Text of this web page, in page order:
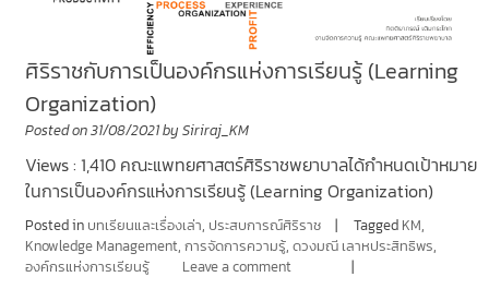
ศิริราชกับการเป็นองค์กรแห่งการเรียนรู้ (Learning
Organization)
Posted on31/08/2021by Siriraj_KM
Views : 1,410 คณะแพทยศาสตร์ศิริราชพยาบาลได้กำหนดเป้าหมาย
ในการเป็นองค์กรแห่งการเรียนรู้ (Learning Organization)
Posted in บทเรียนและเรื่องเล่า, ประสบการณ์ศิริราช Tagged KM,
Knowledge Management, การจัดการความรู้, ดวงมณี เลาหประสิทธิพร,
องค์กรแห่งการเรียนรู้
Leave a comment